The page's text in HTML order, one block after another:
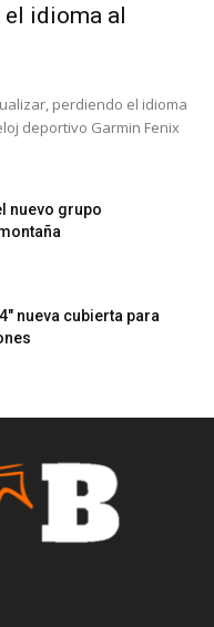
el idioma al
perdiendo el idioma
deportivo Garmin Fenix
nuevo grupo
nueva cubierta para